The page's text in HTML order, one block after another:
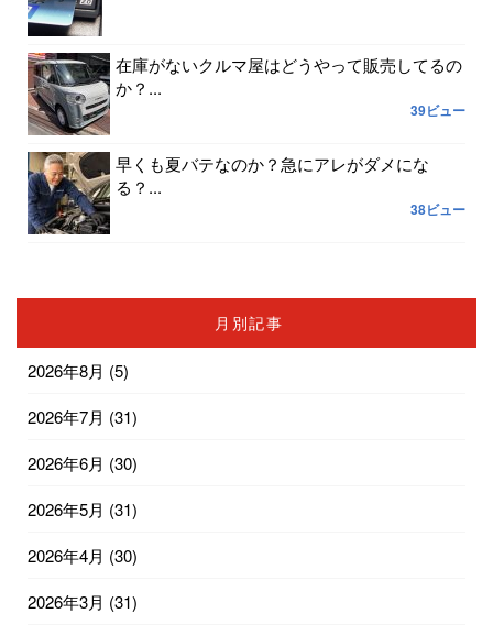
在庫がないクルマ屋はどうやって販売してるの
か？...
39ビュー
早くも夏バテなのか？急にアレがダメにな
る？...
38ビュー
月別記事
2026年8月 (5)
2026年7月 (31)
2026年6月 (30)
2026年5月 (31)
2026年4月 (30)
2026年3月 (31)